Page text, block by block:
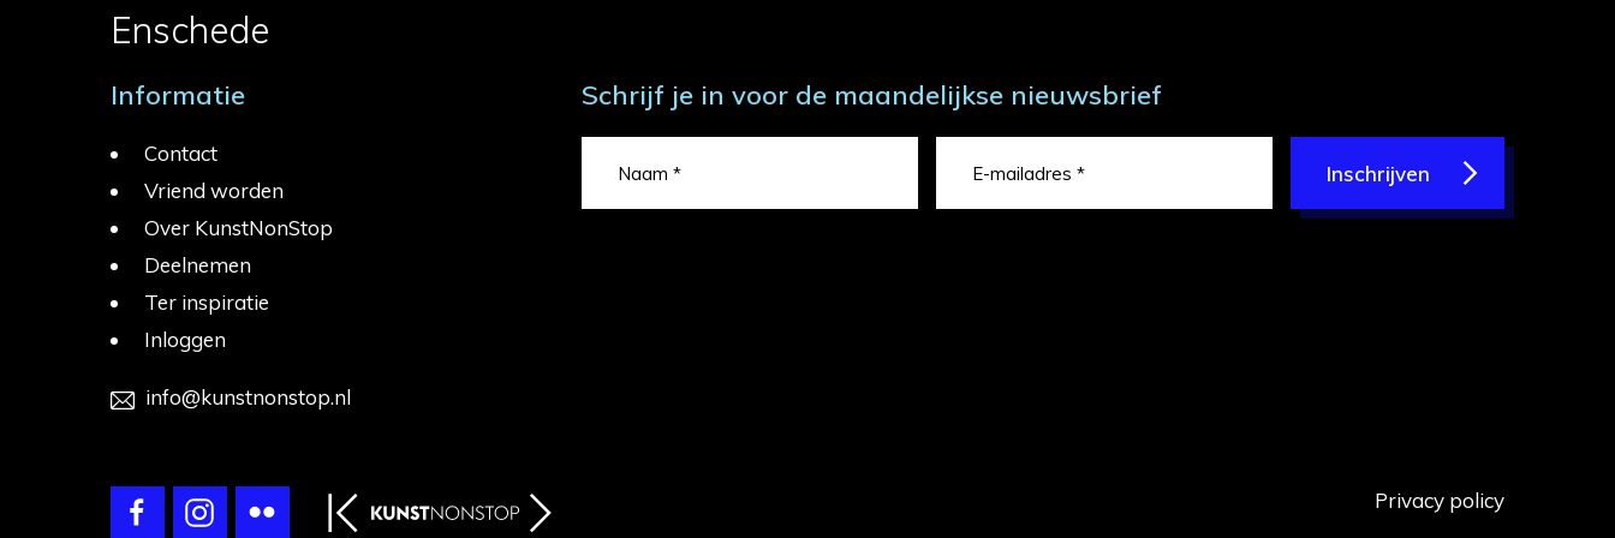
Enschede
Informatie
Contact
Vriend worden
Over KunstNonStop
Deelnemen
Ter inspiratie
Inloggen
info@kunstnonstop.nl
Schrijf je in voor de maandelijkse nieuwsbrief
Inschrijven
Privacy policy